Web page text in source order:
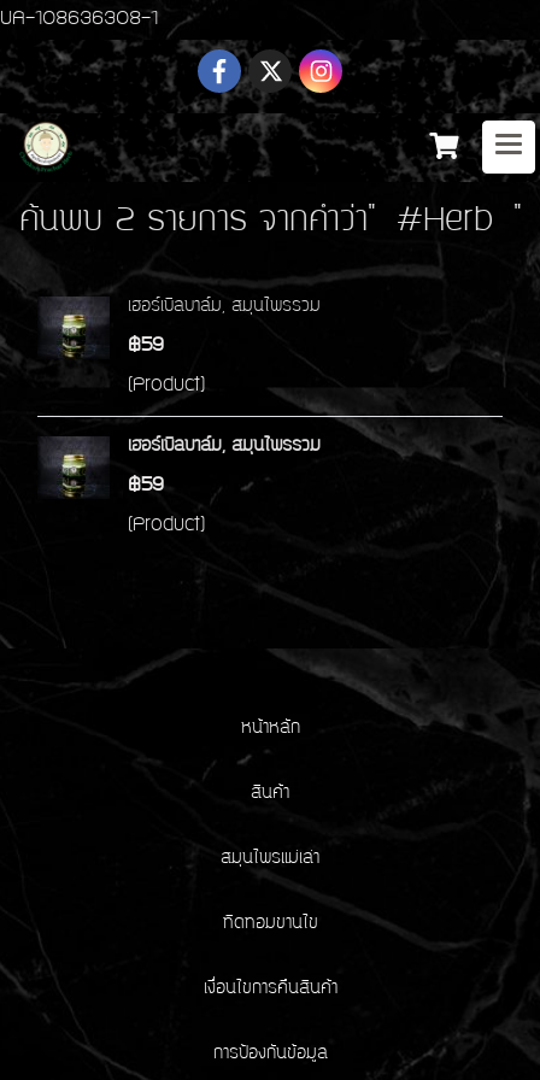
UA-108636308-1
ค้นพบ 2 รายการ จากคำว่า" #Herb "
เฮอร์เบิลบาล์ม, สมุนไพรรวม
฿59
(Product)
เฮอร์เบิลบาล์ม, สมุนไพรรวม
฿59
(Product)
หน้าหลัก
สินค้า
สมุนไพรแม่เล่า
ทิดทอมขานไข
เงื่อนไขการคืนสินค้า
การป้องกันข้อมูล